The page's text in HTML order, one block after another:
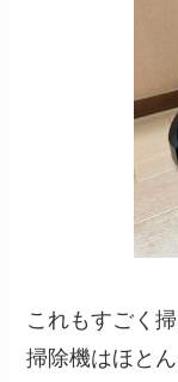
これもすごく
掃除機はほと